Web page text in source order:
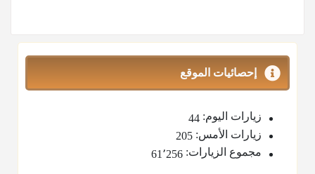
إحصائيات الموقع
زيارات اليوم: 44
زيارات الأمس: 205
مجموع الزيارات: 61٬256